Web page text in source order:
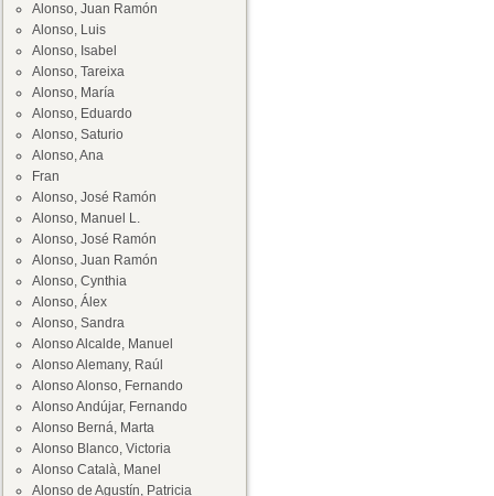
Alonso, Juan Ramón
Alonso, Luis
Alonso, Isabel
Alonso, Tareixa
Alonso, María
Alonso, Eduardo
Alonso, Saturio
Alonso, Ana
Fran
Alonso, José Ramón
Alonso, Manuel L.
Alonso, José Ramón
Alonso, Juan Ramón
Alonso, Cynthia
Alonso, Álex
Alonso, Sandra
Alonso Alcalde, Manuel
Alonso Alemany, Raúl
Alonso Alonso, Fernando
Alonso Andújar, Fernando
Alonso Berná, Marta
Alonso Blanco, Victoria
Alonso Català, Manel
Alonso de Agustín, Patricia